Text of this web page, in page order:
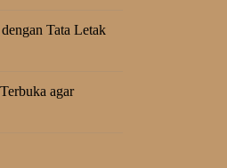
Tata Letak
agar